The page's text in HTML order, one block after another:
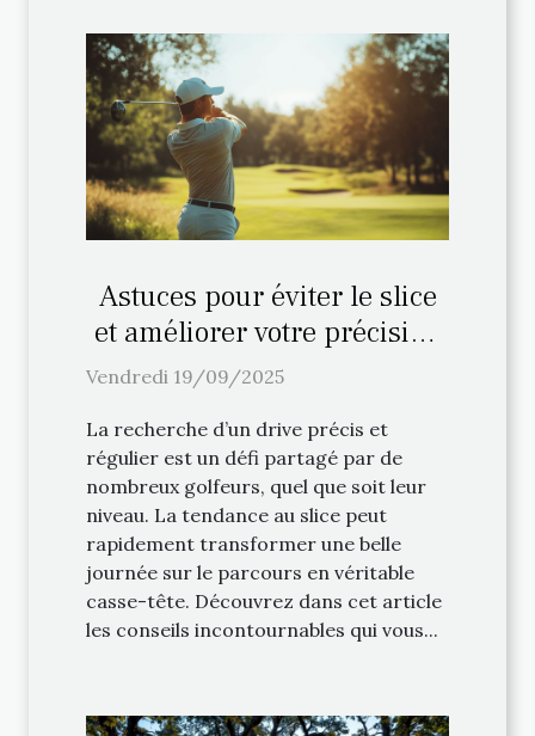
Astuces pour éviter le slice
et améliorer votre précision
au drive
Vendredi 19/09/2025
La recherche d’un drive précis et
régulier est un défi partagé par de
nombreux golfeurs, quel que soit leur
niveau. La tendance au slice peut
rapidement transformer une belle
journée sur le parcours en véritable
casse-tête. Découvrez dans cet article
les conseils incontournables qui vous...